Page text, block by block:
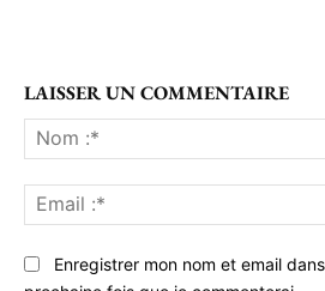
LAISSER UN COMMENTAIRE
Enregistrer mon nom et email